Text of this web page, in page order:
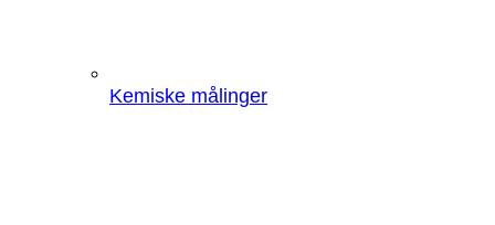
Kemiske målinger